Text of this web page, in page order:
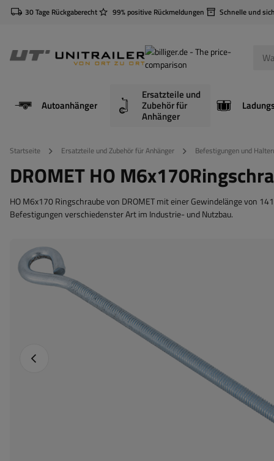
30 Tage Rückgaberecht 99% positive Rückmeldungen Schnelle und
Autoanhänger
Ersatzteile und
Zubehör für
Anhänger
Startseite Ersatzteile und Zubehör für Anhänger Befestigungen und
DROMET HO
HO M6x170 Ringschraube von DROMET mit einer Gewindelänge von
Befestigungen verschiedenster Art im Industrie- und Nutzbau.
Vorheriges Foto